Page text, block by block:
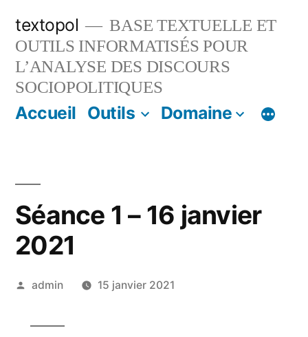
contenu
textopol
BASE TEXTUELLE ET
OUTILS INFORMATISÉS POUR
L’ANALYSE DES DISCOURS
SOCIOPOLITIQUES
Accueil Outils Domaine
Séance 1 – 16 janvier
2021
Publié
admin 15 janvier 2021